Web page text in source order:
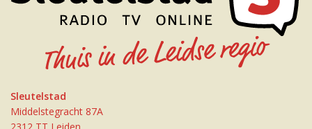
Sleutelstad
Middelstegracht 87A